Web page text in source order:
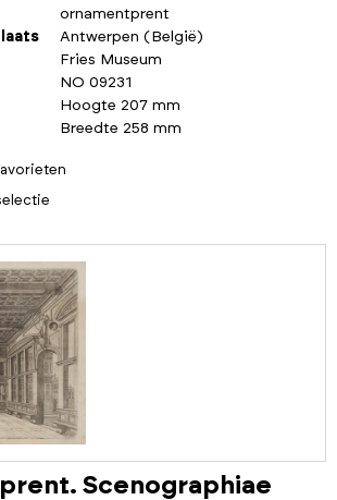
ornamentprent
Antwerpen (België)
Fries Museum
NO 09231
Hoogte 207 mm
Breedte 258 mm
Scenographiae